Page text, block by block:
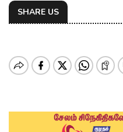
SHARE US